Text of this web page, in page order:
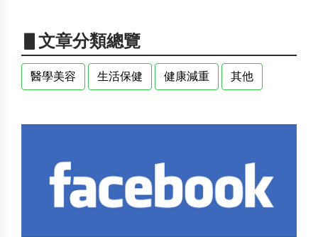
▋文章分類總覽
醫學美容 生活保健 健康減重 其他